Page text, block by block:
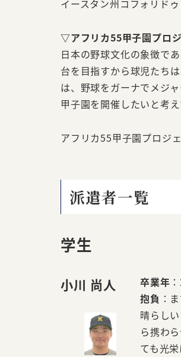
イースタン州コフォリド
▽アフリカ55甲子園プロ
日本の野球文化の象徴で
台を目指すから球児たち
は、野球をガーナでメジ
甲子園を開催したいと考え
アフリカ55甲子園プロジ
派遣者一覧
学生
小川 尚人 卒業年
抱負 ：
晴らし
ら携わ
ても光